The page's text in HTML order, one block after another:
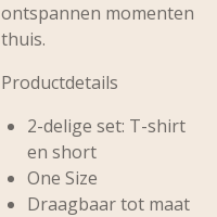
ontspannen momenten
thuis.
Productdetails
2-delige set: T-shirt
en short
One Size
Draagbaar tot maat